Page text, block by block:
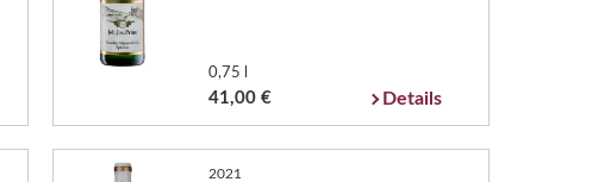
0,75 l
41,00 € Details
2021